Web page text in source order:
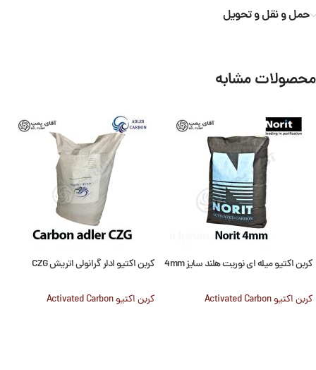
حمل و نقل و تحویل
محصولات مشابه
کربن اکتیو میله ای نوریت هلند سایز 4mm
کربن اکتیو Activated Carbon
کربن اکتیو ادلر گرانولی اتریش CZG
کربن اکتیو Activated Carbon